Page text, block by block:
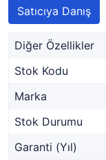
Satıcıya Danış
Diğer Özellikler
Stok Kodu
Marka
Stok Durumu
Garanti (Yıl)